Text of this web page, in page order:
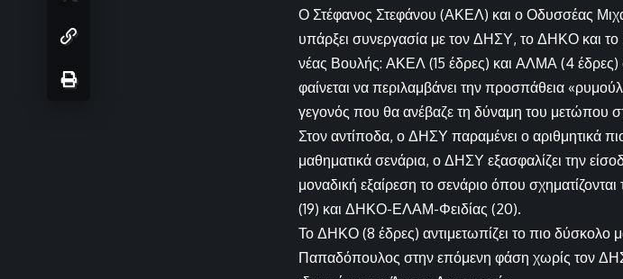
Ο Στέφανος Στεφάνου (ΑΚΕΛ) και ο Οδυσσέας
υπάρξει συνεργασία με τον ΔΗΣΥ, το ΔΗΚΟ και
νέας Βουλής: ΑΚΕΛ (15 έδρες) και ΑΛΜΑ (4 έδρες)
φαίνεται να περιλαμβάνει την προσπάθεια
γεγονός που θα ανέβαζε τη δύναμη του μετώπου
Στον αντίποδα, ο ΔΗΣΥ παραμένει ο αριθμητικά
μαθηματικά σενάρια, ο ΔΗΣΥ εξασφαλίζει την
μοναδική εξαίρεση το σενάριο όπου
(19) και ΔΗΚΟ-ΕΛΑΜ-Φειδίας (20).
Το ΔΗΚΟ (8 έδρες) αντιμετωπίζει το πιο δύσκολο
Παπαδόπουλος στην επόμενη φάση χωρίς τον